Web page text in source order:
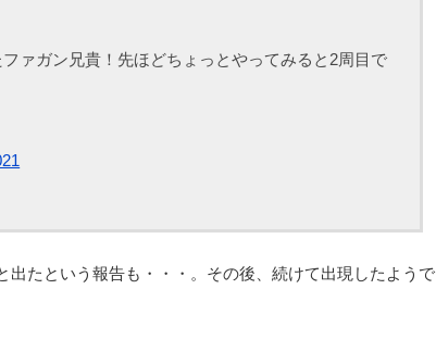
ァガン兄貴！先ほどちょっとやってみると2周目で
出たという報告も・・・。その後、続けて出現したようで